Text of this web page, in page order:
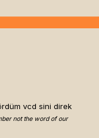
vcd sini direk
not the word of our